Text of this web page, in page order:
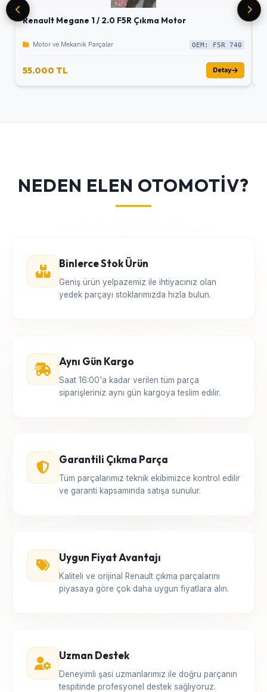
Renault Megane 1 / 2.0 F5R Çıkma Motor
Motor ve Mekanik Parçalar OEM: F5R 740
55.000 TL Detay
NEDEN ELEN OTOMOTİV?
Binlerce Stok Ürün
Geniş ürün yelpazemiz ile ihtiyacınız olan
yedek parçayı stoklarımızda hızla bulun.
Aynı Gün Kargo
Saat 16:00'a kadar verilen tüm parça
siparişleriniz aynı gün kargoya teslim edilir.
Garantili Çıkma Parça
Tüm parçalarımız teknik ekibimizce kontrol edilir
ve garanti kapsamında satışa sunulur.
Uygun Fiyat Avantajı
Kaliteli ve orijinal Renault çıkma parçalarını
piyasaya göre çok daha uygun fiyatlara alın.
Uzman Destek
Deneyimli şasi uzmanlarımız ile doğru parçanın
tespitinde profesyonel destek sağlıyoruz.